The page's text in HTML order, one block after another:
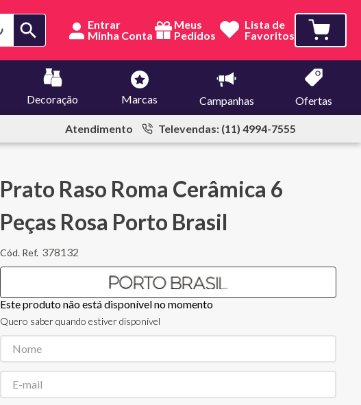
Entrar
Meus
Pedidos
Lista de
Favoritos
Decoração Marcas Campanhas Ofertas
Atendimento Televendas: (11) 4994-7555
Prato Raso Roma Cerâmica 6
Peças Rosa Porto Brasil
378132
Este produto não está disponível no momento
Quero saber quando estiver disponível